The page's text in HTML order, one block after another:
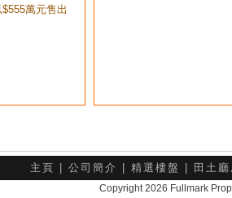
萬元售出
主頁 公司簡介 精選樓盤 田土
Copyright 2026 Fullmark